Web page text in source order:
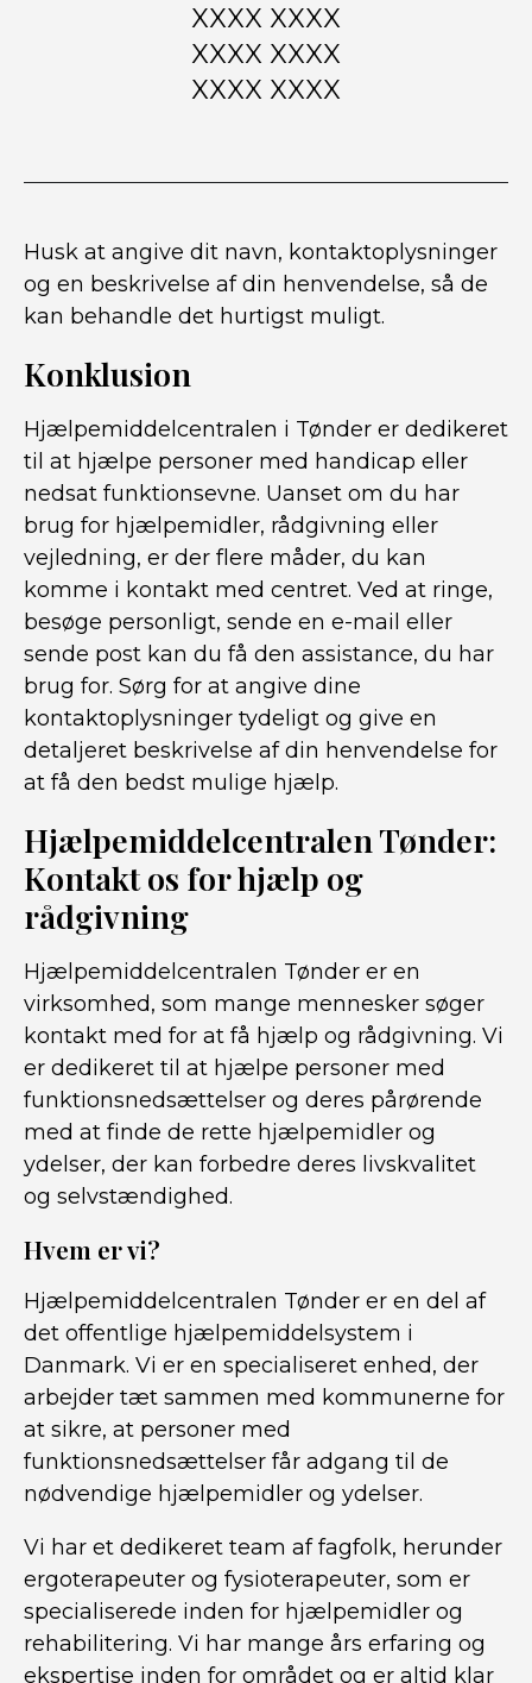
XXXX XXXX
XXXX XXXX
XXXX XXXX
Husk at angive dit navn, kontaktoplysninger
og en beskrivelse af din henvendelse, så de
kan behandle det hurtigst muligt.
Konklusion
Hjælpemiddelcentralen i Tønder er dedikeret
til at hjælpe personer med handicap eller
nedsat funktionsevne. Uanset om du har
brug for hjælpemidler, rådgivning eller
vejledning, er der flere måder, du kan
komme i kontakt med centret. Ved at ringe,
besøge personligt, sende en e-mail eller
sende post kan du få den assistance, du har
brug for. Sørg for at angive dine
kontaktoplysninger tydeligt og give en
detaljeret beskrivelse af din henvendelse for
at få den bedst mulige hjælp.
Hjælpemiddelcentralen Tønder:
Kontakt os for hjælp og
rådgivning
Hjælpemiddelcentralen Tønder er en
virksomhed, som mange mennesker søger
kontakt med for at få hjælp og rådgivning. Vi
er dedikeret til at hjælpe personer med
funktionsnedsættelser og deres pårørende
med at finde de rette hjælpemidler og
ydelser, der kan forbedre deres livskvalitet
og selvstændighed.
Hvem er vi?
Hjælpemiddelcentralen Tønder er en del af
det offentlige hjælpemiddelsystem i
Danmark. Vi er en specialiseret enhed, der
arbejder tæt sammen med kommunerne for
at sikre, at personer med
funktionsnedsættelser får adgang til de
nødvendige hjælpemidler og ydelser.
Vi har et dedikeret team af fagfolk, herunder
ergoterapeuter og fysioterapeuter, som er
specialiserede inden for hjælpemidler og
rehabilitering. Vi har mange års erfaring og
ekspertise inden for området og er altid klar